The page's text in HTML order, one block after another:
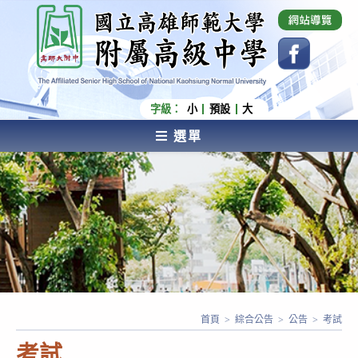
內
容
國立高雄師範大學附屬高級中學 Affiliated Senior
High School of National Kaohsiung Normal
University
字級： 小 預設 大
選單
AFFILIATED SENIOR HIGH SCHOOL OF NATIONAL
KAOHSIUNG NORMAL UNIVERSITY
首頁 > 綜合公告 > 公告 > 考試